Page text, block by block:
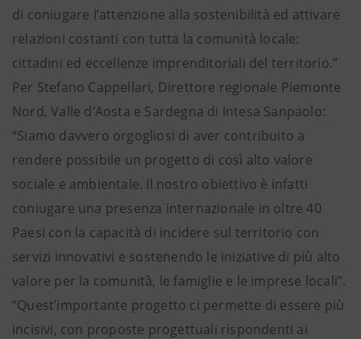
di coniugare l’attenzione alla sostenibilità ed attivare
relazioni costanti con tutta la comunità locale:
cittadini ed eccellenze imprenditoriali del territorio.”
Per Stefano Cappellari, Direttore regionale Piemonte
Nord, Valle d’Aosta e Sardegna di Intesa Sanpaolo:
“Siamo davvero orgogliosi di aver contribuito a
rendere possibile un progetto di così alto valore
sociale e ambientale. Il nostro obiettivo è infatti
coniugare una presenza internazionale in oltre 40
Paesi con la capacità di incidere sul territorio con
servizi innovativi e sostenendo le iniziative di più alto
valore per la comunità, le famiglie e le imprese locali”.
“Quest’importante progetto ci permette di essere più
incisivi, con proposte progettuali rispondenti ai